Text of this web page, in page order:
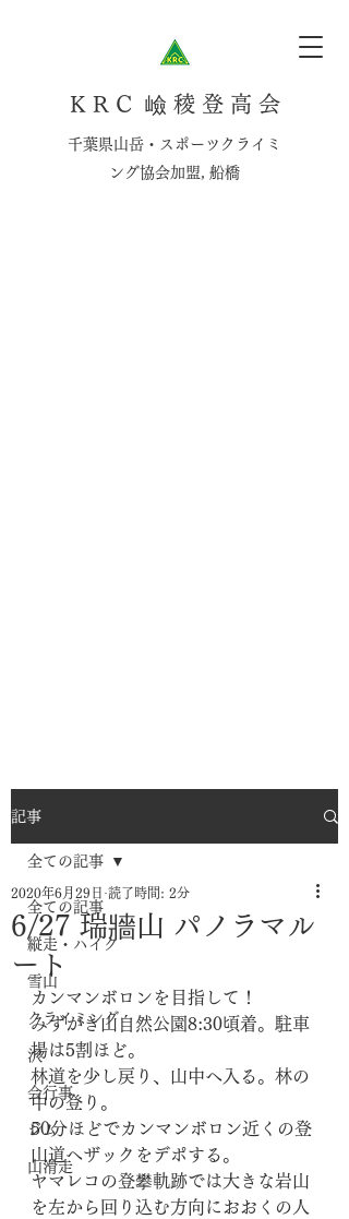
K R C 嶮 稜 登 高 会
千葉県山岳・スポーツクライミ
ング協会加盟, 船橋
記事
全ての記事
縦走・ハイク
雪山
クライミング
沢
会行事
ジム
山滑走
全ての記事
6/27 瑞牆山 パノラマル
ート
2020年6月29日 読了時間: 2分
カンマンボロンを目指して！
みずがき山自然公園8:30頃着。駐車
場は5割ほど。
林道を少し戻り、山中へ入る。林の
中の登り。
50分ほどでカンマンボロン近くの登
山道へザックをデポする。
ヤマレコの登攀軌跡では大きな岩山
を左から回り込む方向におおくの人